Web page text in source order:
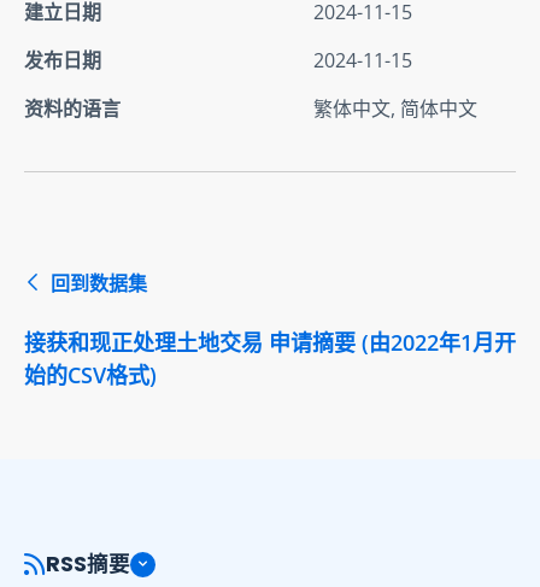
建立日期
2024-11-15
发布日期
2024-11-15
资料的语言
繁体中文, 简体中文
回到数据集
接获和现正处理土地交易 申请摘要 (由2022年1月开
始的CSV格式)
RSS摘要